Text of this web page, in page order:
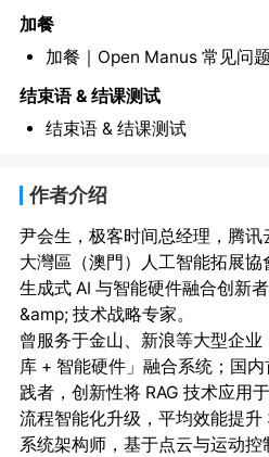
加餐
加餐｜Open Manus 常见问题
结束语 & 结课测试
结束语 & 结课测试
作者介绍
尹会生，极客时间总经理，腾讯
大灣區（澳門）人工智能拓展協
生成式 AI 与智能硬件融合创新
&amp; 技术战略专家。
曾服务于金山、新浪等大型企
库 + 智能硬件」融合系统；国
践者，创新性将 RAG 技术应用
流程智能化升级，平均效能提
系统架构师，基于点云与运动